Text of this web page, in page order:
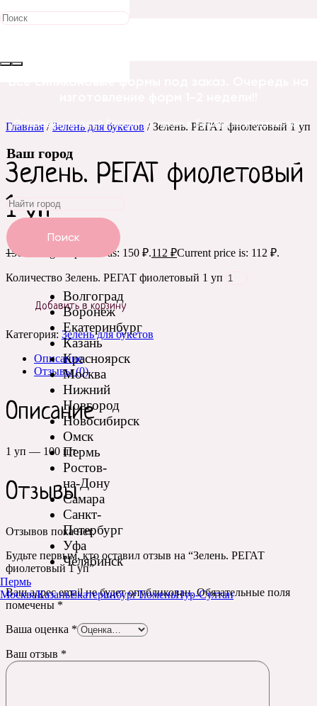
Отправка по всей России, а также в Беларусь и Казахстан
Ваш город
Поиск
Волгоград
Воронеж
Екатеринбург
Казань
Красноярск
Москва
Нижний
Новгород
Новосибирск
Омск
Пермь
Ростов-
на-Дону
Самара
Санкт-
Петербург
Уфа
Челябинск
Пермь
МоскваКазаньЕкатеринбургТюменьНур-Султан
Распродажа!
Главная / Зелень для букетов / Зелень. РЕГАТ фиолетовый 1 уп
Зелень. РЕГАТ фиолетовый
1 уп
150 Original price was: 150 ₽.112 ₽Current price is: 112 ₽.
Количество Зелень. РЕГАТ фиолетовый 1 уп
Добавить в корзину
Категория: Зелень для букетов
Описание
Отзывы (0)
Описание
1 уп — 100 шт
Отзывы
Отзывов пока нет.
Будьте первым, кто оставил отзыв на “Зелень. РЕГАТ
фиолетовый 1 уп”
Ваш адрес email не будет опубликован. Обязательные поля
помечены *
Ваша оценка *
Ваш отзыв *